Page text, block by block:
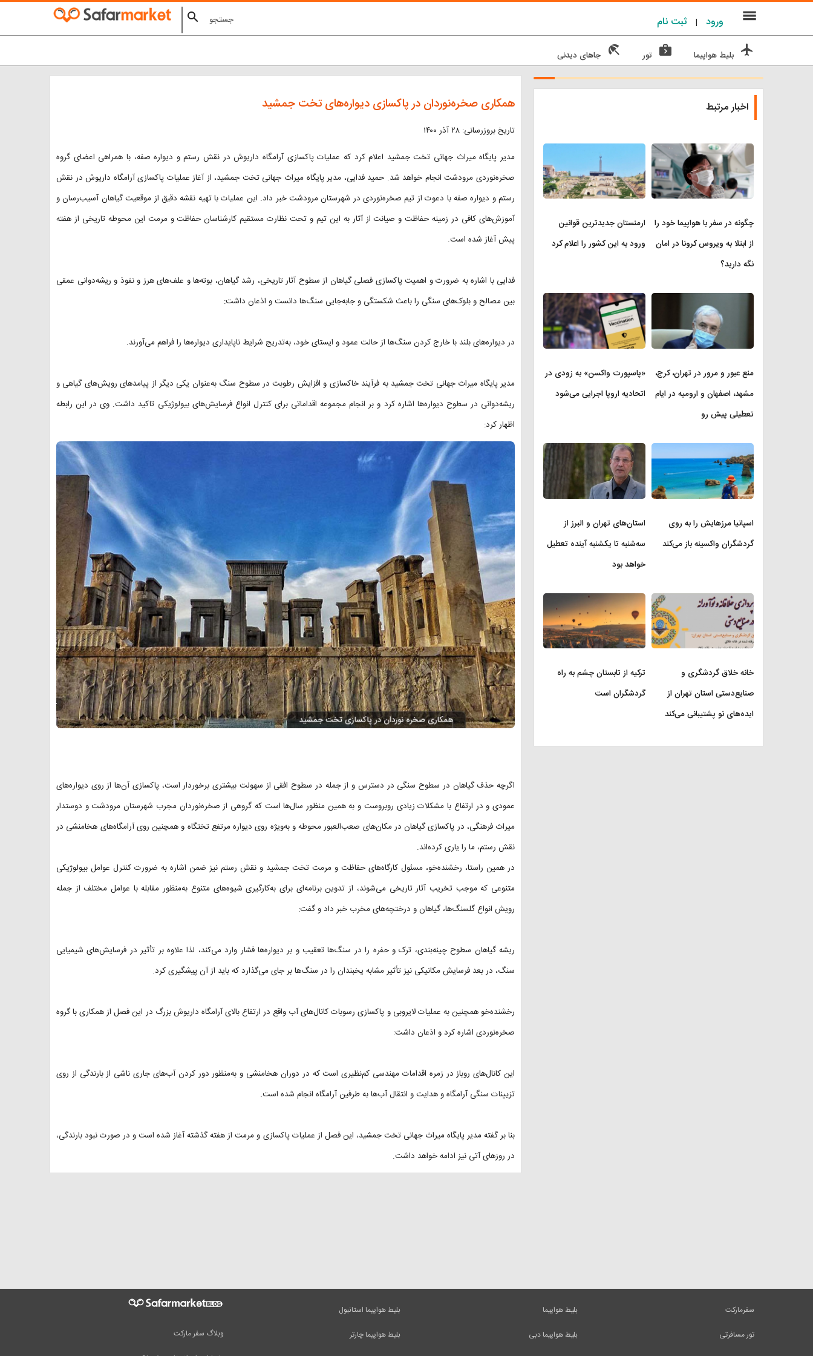
search ثبت نام | ورود menu
flight بلیط هواپیما next_week تور beach_access جاهای دیدنی
همکاری صخره‌‌نوردان در پاکسازی دیواره‌‌های تخت جمشید
تاریخ بروزرسانی: ۲۸ آذر ۱۴۰۰
مدیر پایگاه میراث جهانی تخت جمشید اعلام کرد که عملیات پاکسازی آرامگاه داریوش در نقش رستم و دیواره صفه، با همراهی اعضای گروه
صخره‌نوردی مرودشت انجام خواهد شد. حمید فدایی، مدیر پایگاه میراث جهانی تخت جمشید، از آغاز عملیات پاکسازی آرامگاه داریوش در نقش
رستم و دیواره صفه با دعوت از تیم صخره‌‌نوردی در شهرستان مرودشت خبر داد. این عملیات با تهیه نقشه دقیق از موقعیت گیاهان آسیب‌رسان و
آموزش‌های کافی در زمینه حفاظت و صیانت از آثار به این تیم و تحت نظارت مستقیم کارشناسان حفاظت و مرمت این محوطه تاریخی از هفته
پیش آغاز شده است.
فدایی با اشاره به ضرورت و اهمیت پاکسازی فصلی گیاهان از سطوح آثار تاریخی، رشد گیاهان، بوته‌ها و علف‌های هرز و نفوذ و ریشه‌دوانی عمقی
بین مصالح و بلوک‌های سنگی را باعث شکستگی و جابه‌جایی سنگ‌ها دانست و اذعان داشت:
در دیواره‌های بلند با خارج کردن سنگ‌ها از حالت عمود و ایستای خود، به‌تدریج شرایط ناپایداری دیواره‌ها را فراهم می‌آورند.
مدیر پایگاه میراث جهانی تخت جمشید به فرآیند خاکسازی و افزایش رطوبت در سطوح سنگ به‌عنوان یکی دیگر از پیامدهای رویش‌های گیاهی و
ریشه‌دوانی در سطوح دیواره‌ها اشاره کرد و بر انجام مجموعه اقداماتی برای کنترل انواع فرسایش‌های بیولوژیکی تاکید داشت. وی در این رابطه
اظهار کرد:
اگرچه حذف گیاهان در سطوح سنگی در دسترس و از جمله در سطوح افقی از سهولت بیشتری برخوردار است، پاکسازی آن‌ها از روی دیواره‌های
عمودی و در ارتفاع با مشکلات زیادی روبروست و به همین منظور سال‌ها است که گروهی از صخره‌نوردان مجرب شهرستان مرودشت و دوستدار
میراث فرهنگی، در پاکسازی گیاهان در مکان‌های صعب‌العبور محوطه و به‌ویژه روی دیواره مرتفع تختگاه و همچنین روی آرامگاه‌های هخامنشی در
نقش رستم، ما را یاری کرده‌اند.
در همین راستا، رخشنده‌خو، مسئول کارگاه‌های حفاظت و مرمت تخت جمشید و نقش رستم نیز ضمن اشاره به ضرورت کنترل عوامل بیولوژیکی
متنوعی که موجب تخریب آثار تاریخی می‌شوند، از تدوین برنامه‌ای برای به‌کارگیری شیوه‌های متنوع به‌منظور مقابله با عوامل مختلف از جمله
رویش انواع گلسنگ‌ها، گیاهان و درختچه‌های مخرب خبر داد و گفت:
رﯾﺸﻪ ﮔﯿﺎﻫﺎن ﺳﻄﻮح ﭼﯿﻨﻪﺑﻨﺪی، ﺗﺮک و ﺣﻔﺮه را در سنگ‌ها ﺗﻌﻘﯿﺐ و ﺑﺮ دﯾﻮاره‌ها ﻓﺸﺎر وارد ﻣﯽﮐﻨﺪ، لذا علاوه بر تأثیر در فرسایش‌های شیمیایی
سنگ، در بعد فرسایش مکانیکی نیز تأثیر ﻣﺸﺎﺑﻪ ﯾﺨﺒﻨﺪان را در ﺳﻨﮓ‌ها بر جای می‌گذارد که باید از آن پیشگیری کرد.
رخشنده‌خو همچنین به عملیات لایروبی و پاکسازی رسوبات کانال‌های آب واقع در ارتفاع بالای آرامگاه داریوش بزرگ در این فصل از همکاری با گروه
صخره‌نوردی اشاره کرد و اذعان داشت:
این کانال‌های روباز در زمره اقدامات مهندسی کم‌نظیری است که در دوران هخامنشی و به‌منظور دور کردن آب‌های جاری ناشی از بارندگی از روی
تزیینات سنگی آرامگاه و هدایت و انتقال آب‌ها به طرفین آرامگاه انجام شده است.
بنا بر گفته مدیر پایگاه میراث جهانی تخت جمشید، این فصل از عملیات پاکسازی و مرمت از هفته گذشته آغاز شده است و در صورت نبود بارندگی،
در روزهای آتی نیز ادامه خواهد داشت.
اخبار مرتبط
چگونه در سفر با هواپیما خود را
از ابتلا به ویروس کرونا در امان
نگه دارید؟
ارمنستان جدیدترین قوانین
ورود به این کشور را اعلام کرد
منع عبور و مرور در تهران، کرج،
مشهد، اصفهان و ارومیه در ایام
تعطیلی پیش ر‌و
«پاسپورت واکسن» به زودی در
اتحادیه اروپا اجرایی می‌شود
اسپانیا مرزهایش را به روی
گردشگران واکسینه باز می‌کند
استان‌های تهران و البرز از
سه‌شنبه تا یکشنبه آینده تعطیل
خواهد بود
خانه خلاق گردشگری و
صنایع‌دستی استان تهران از
ایده‌های نو پشتیبانی می‌کند
ترکیه از تابستان چشم به راه
گردشگران است
وبلاگ سفر مارکت
بلیط هواپیما استانبول
بلیط هواپیما چارتر
بلیط هواپیما
بلیط هواپیما دبی
سفرمارکت
تور مسافرتی